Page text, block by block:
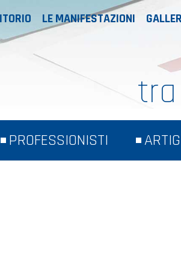
LE MANIFESTAZIONI
PROFESSIONISTI